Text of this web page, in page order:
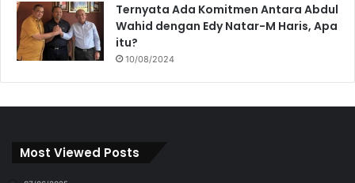
Ternyata Ada Komitmen Antara Abdul
Wahid dengan Edy Natar-M Haris, Apa
itu?
10/08/2024
Most Viewed Posts